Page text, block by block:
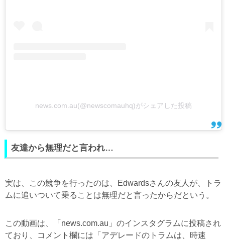
news.com.au(@newscomauhq)がシェアした投稿
友達から無理だと言われ…
実は、この競争を行ったのは、Edwardsさんの友人が、トラ
ムに追いついて乗ることは無理だと言ったからだという。
この動画は、「news.com.au」のインスタグラムに投稿され
ており、コメント欄には「アデレードのトラムは、時速